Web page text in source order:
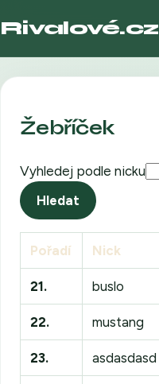
Rivalové.cz
Žebříček
Vyhledej podle nicku
Hledat
Pořadí Nick
21. buslo
22. mustang
23. asdasdasd